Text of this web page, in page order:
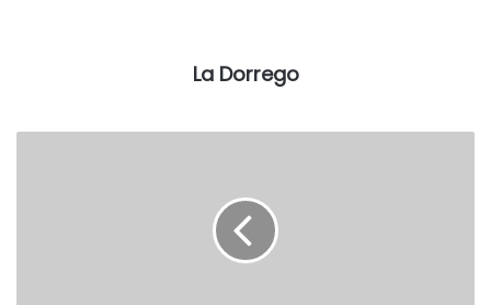
Destacadas
La Dorrego